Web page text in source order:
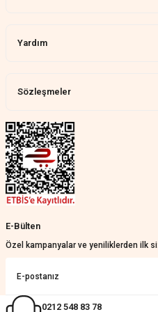
verirler, çok yardım ederler.
Teslim çok çabuk geldi. Montaj çok
Nathalie Prevost | 22/07/2026
Çok ilgililerdi
Merve Özen | 17/07/2026
KeRiM BeRBeR | 16/07/2026
Sorunsuz ve güvenilir
Muhammed Adsiz | 14/07/2026
Yardım
Sözleşmeler
E-Bülten
Özel kampanyalar ve yeniliklerden ilk
0212 548 83 78